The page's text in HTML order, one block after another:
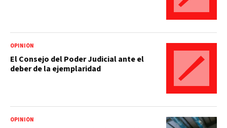
OPINIÓN
El Consejo del Poder Judicial ante el
deber de la ejemplaridad
OPINIÓN